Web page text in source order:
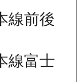
線前後
線富士